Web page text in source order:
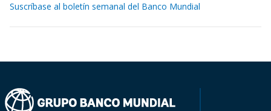
Suscríbase al boletín semanal del Banco Mundial